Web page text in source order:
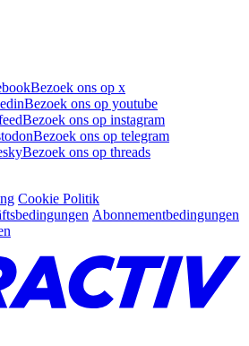
Bezoek ons op x
Bezoek ons op youtube
Bezoek ons op instagram
Bezoek ons op telegram
Bezoek ons op threads
Cookie Politik
Abonnementbedingungen